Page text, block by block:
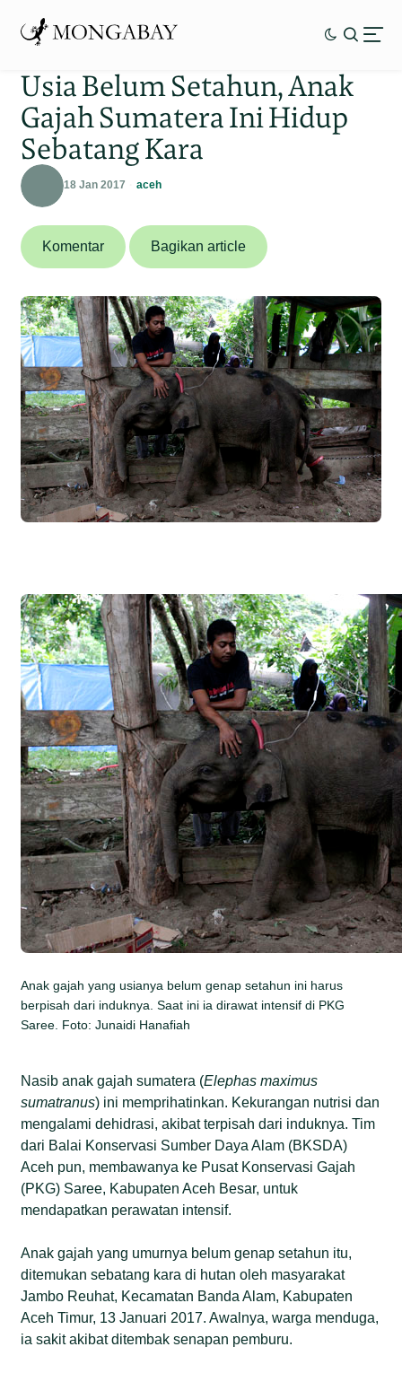
Usia Belum Setahun, Anak
Gajah Sumatera Ini Hidup
Sebatang Kara
18 Jan 2017 aceh
Komentar Bagikan article
Anak gajah yang usianya belum genap setahun ini harus
berpisah dari induknya. Saat ini ia dirawat intensif di PKG
Saree. Foto: Junaidi Hanafiah
Nasib anak gajah sumatera (Elephas maximus
sumatranus) ini memprihatinkan. Kekurangan nutrisi dan
mengalami dehidrasi, akibat terpisah dari induknya. Tim
dari Balai Konservasi Sumber Daya Alam (BKSDA)
Aceh pun, membawanya ke Pusat Konservasi Gajah
(PKG) Saree, Kabupaten Aceh Besar, untuk
mendapatkan perawatan intensif.
Anak gajah yang umurnya belum genap setahun itu,
ditemukan sebatang kara di hutan oleh masyarakat
Jambo Reuhat, Kecamatan Banda Alam, Kabupaten
Aceh Timur, 13 Januari 2017. Awalnya, warga menduga,
ia sakit akibat ditembak senapan pemburu.